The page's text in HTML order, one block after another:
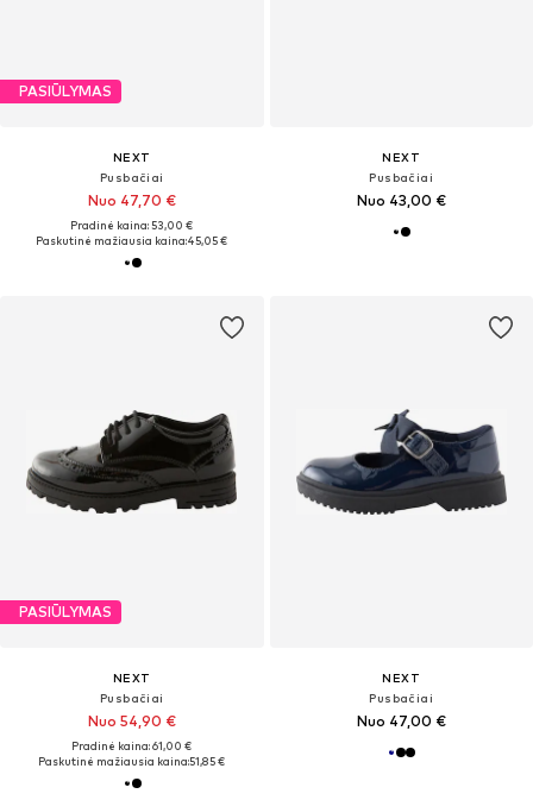
PASIŪLYMAS
NEXT
Pusbačiai
Nuo 47,70 €
Pradinė kaina: 53,00 €
Paskutinė mažiausia kaina:45,05 €
NEXT
Pusbačiai
Nuo 43,00 €
PASIŪLYMAS
NEXT
Pusbačiai
Nuo 54,90 €
Pradinė kaina: 61,00 €
Paskutinė mažiausia kaina:51,85 €
NEXT
Pusbačiai
Nuo 47,00 €